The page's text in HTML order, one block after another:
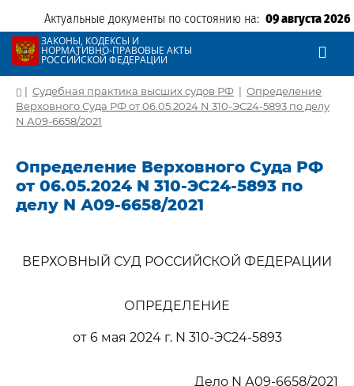
Актуальные документы по состоянию на: 09 августа 2026
ЗАКОНЫ, КОДЕКСЫ И
НОРМАТИВНО-ПРАВОВЫЕ АКТЫ
РОССИЙСКОЙ ФЕДЕРАЦИИ
| Судебная практика высших судов РФ | Определение
Верховного Суда РФ от 06.05.2024 N 310-ЭС24-5893 по делу
N А09-6658/2021
Определение Верховного Суда РФ
от 06.05.2024 N 310-ЭС24-5893 по
делу N А09-6658/2021
ВЕРХОВНЫЙ СУД РОССИЙСКОЙ ФЕДЕРАЦИИ
ОПРЕДЕЛЕНИЕ
от 6 мая 2024 г. N 310-ЭС24-5893
Дело N А09-6658/2021